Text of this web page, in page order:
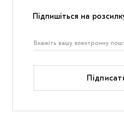
Підпишіться на